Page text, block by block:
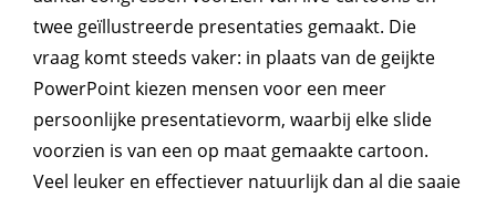
twee geïllustreerde presentaties gemaakt. Die
vraag komt steeds vaker: in plaats van de geijkte
PowerPoint kiezen mensen voor een meer
persoonlijke presentatievorm, waarbij elke slide
voorzien is van een op maat gemaakte cartoon.
Veel leuker en effectiever natuurlijk dan al die saaie